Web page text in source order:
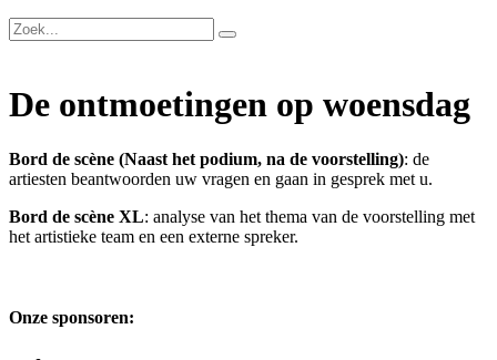
De ontmoetingen op woensdag
Bord de scène (Naast het podium, na de voorstelling): de
artiesten beantwoorden uw vragen en gaan in gesprek met u.
Bord de scène XL: analyse van het thema van de voorstelling met
het artistieke team en een externe spreker.
Onze sponsoren: